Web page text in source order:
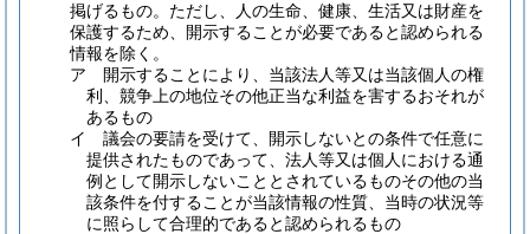
掲げるもの。 ただし、人の生命、健康、生活又は財産を
保護するため、開示することが必要であると認められる
情報を除く。
ア
開示することにより、当該法人等又は当該個人の権
利、競争上の地位その他正当な利益を害するおそれが
あるもの
イ
議会の要請を受けて、開示しないとの条件で任意に
提供されたものであって、法人等又は個人における通
例として開示しないこととされているものその他の当
該条件を付することが当該情報の性質、当時の状況等
に照らして合理的であると認められるもの